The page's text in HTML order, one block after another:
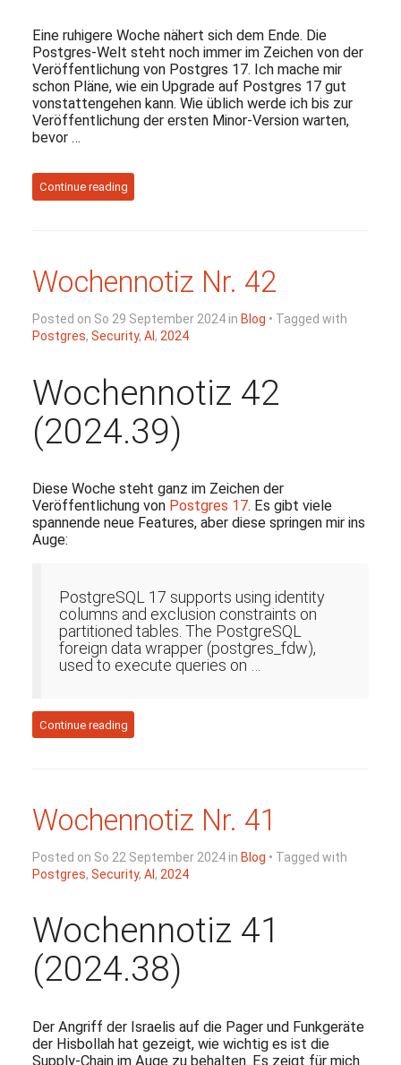
Eine ruhigere Woche nähert sich dem Ende. Die
Postgres-Welt steht noch immer im Zeichen von der
Veröffentlichung von Postgres 17. Ich mache mir
schon Pläne, wie ein Upgrade auf Postgres 17 gut
vonstattengehen kann. Wie üblich werde ich bis zur
Veröffentlichung der ersten Minor-Version warten,
bevor …
Continue reading
Wochennotiz Nr. 42
Posted on So 29 September 2024 in Blog • Tagged with
Postgres, Security, AI, 2024
Wochennotiz 42
(2024.39)
Diese Woche steht ganz im Zeichen der
Veröffentlichung von Postgres 17. Es gibt viele
spannende neue Features, aber diese springen mir ins
Auge:
PostgreSQL 17 supports using identity
columns and exclusion constraints on
partitioned tables. The PostgreSQL
foreign data wrapper (postgres_fdw),
used to execute queries on …
Continue reading
Wochennotiz Nr. 41
Posted on So 22 September 2024 in Blog • Tagged with
Postgres, Security, AI, 2024
Wochennotiz 41
(2024.38)
Der Angriff der Israelis auf die Pager und Funkgeräte
der Hisbollah hat gezeigt, wie wichtig es ist die
Supply-Chain im Auge zu behalten. Es zeigt für mich